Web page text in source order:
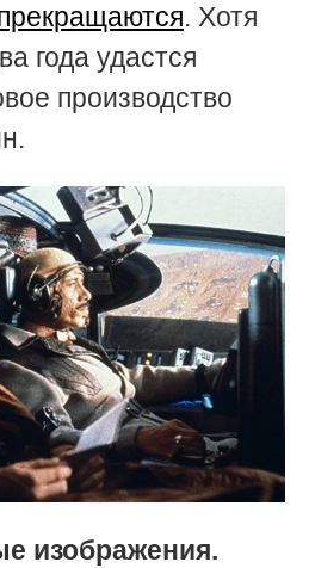
. Хотя
года удастся
производство
изображения.